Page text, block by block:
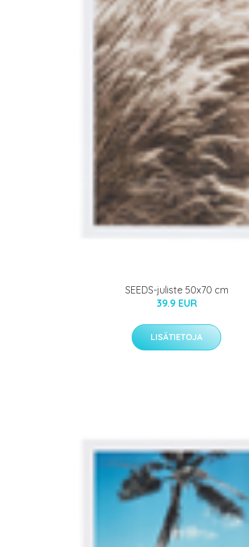
SEEDS-juliste 50x70 cm
39.9 EUR
LISÄTIETOJA